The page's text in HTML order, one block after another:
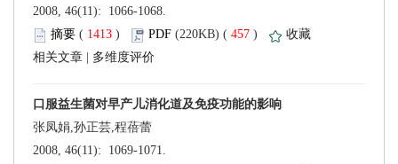
2008, 46(11): 1066-1068.
(
) 457 )
2008, 46(11): 1069-1071.